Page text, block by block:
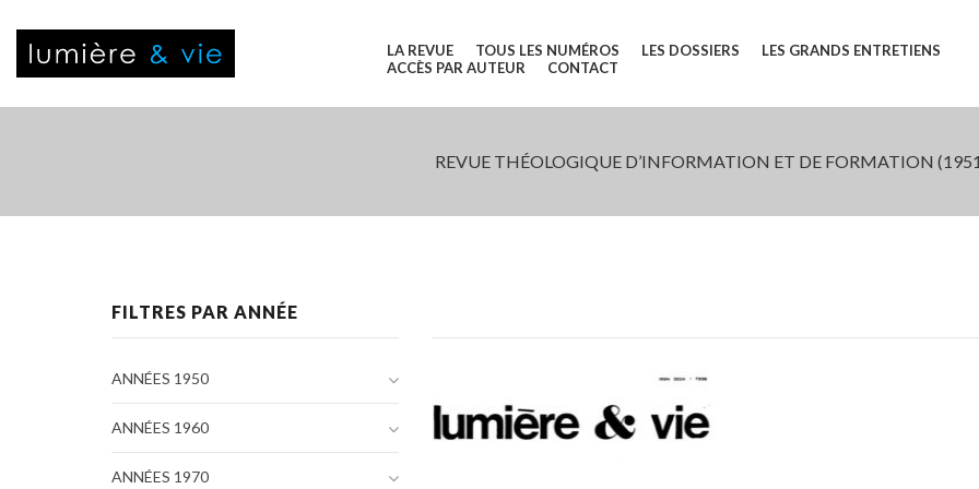
LA REVUE TOUS LES NUMÉROS LES DOSSIERS
LES GRANDS ENTRETIENS
ACCÈS PAR AUTEUR
CONTACT
REVUE THÉOLOGIQUE D’INFORMATION ET DE FORMATION
FILTRES PAR ANNÉE
ANNÉES 1950
ANNÉES 1960
ANNÉES 1970